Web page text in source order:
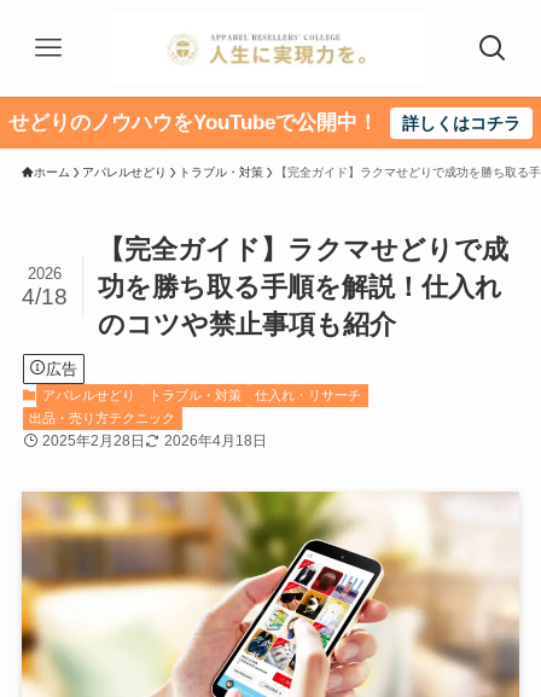
せどりのノウハウをYouTubeで公開中！ 詳しくはコチラ
ホーム アパレルせどり トラブル・対策 【完全ガイド】ラクマせどりで成功を勝ち取る
【完全ガイド】ラクマせどりで成
功を勝ち取る手順を解説！仕入れ
のコツや禁止事項も紹介
2026
4/18
広告
アパレルせどり トラブル・対策
仕入れ・リサーチ
出品・売り方テクニック
2025年2月28日 2026年4月18日